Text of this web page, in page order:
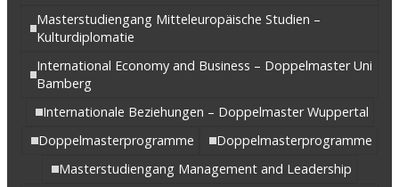
Masterstudiengang Mitteleuropäische Studien –
Kulturdiplomatie
International Economy and Business – Doppelmaster Uni
Bamberg
Internationale Beziehungen – Doppelmaster Wuppertal
Doppelmasterprogramme
Doppelmasterprogramme
Masterstudiengang Management and Leadership